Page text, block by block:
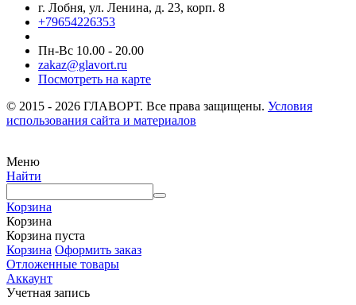
г. Лобня, ул. Ленина, д. 23, корп. 8
+79654226353
Пн-Вс 10.00 - 20.00
zakaz@glavort.ru
Посмотреть на карте
© 2015 - 2026 ГЛАВОРТ. Все права защищены. Условия
использования сайта и материалов
Меню
Найти
Корзина
Корзина
Корзина пуста
Корзина Оформить заказ
Отложенные товары
Аккаунт
Учетная запись